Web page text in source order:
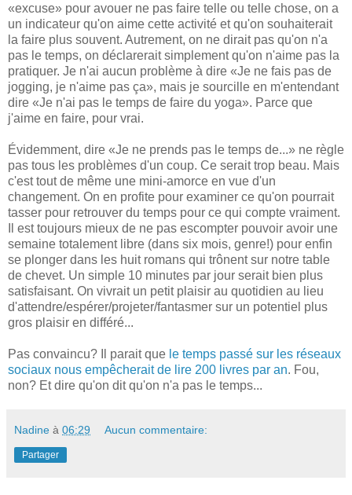
«excuse» pour avouer ne pas faire telle ou telle chose, on a
un indicateur qu'on aime cette activité et qu'on souhaiterait
la faire plus souvent. Autrement, on ne dirait pas qu'on n'a
pas le temps, on déclarerait simplement qu'on n'aime pas la
pratiquer. Je n'ai aucun problème à dire «Je ne fais pas de
jogging, je n'aime pas ça», mais je sourcille en m'entendant
dire «Je n'ai pas le temps de faire du yoga». Parce que
j'aime en faire, pour vrai.
Évidemment, dire «Je ne prends pas le temps de...» ne règle
pas tous les problèmes d'un coup. Ce serait trop beau. Mais
c'est tout de même une mini-amorce en vue d'un
changement. On en profite pour examiner ce qu'on pourrait
tasser pour retrouver du temps pour ce qui compte vraiment.
Il est toujours mieux de ne pas escompter pouvoir avoir une
semaine totalement libre (dans six mois, genre!) pour enfin
se plonger dans les huit romans qui trônent sur notre table
de chevet. Un simple 10 minutes par jour serait bien plus
satisfaisant. On vivrait un petit plaisir au quotidien au lieu
d'attendre/espérer/projeter/fantasmer sur un potentiel plus
gros plaisir en différé...
Pas convaincu? Il parait que le temps passé sur les réseaux
sociaux nous empêcherait de lire 200 livres par an. Fou,
non? Et dire qu'on dit qu'on n'a pas le temps...
Nadine à 06:29 Aucun commentaire:
Partager